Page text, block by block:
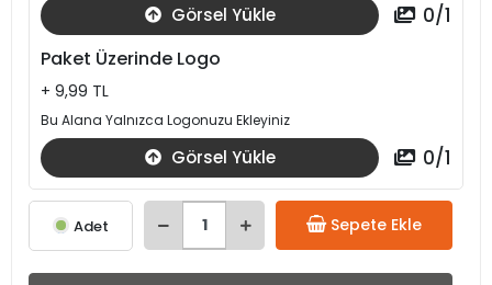
Görsel Yükle 0/1
Paket Üzerinde Logo
+ 9,99 TL
Bu Alana Yalnızca Logonuzu Ekleyiniz
Görsel Yükle 0/1
Adet Sepete Ekle